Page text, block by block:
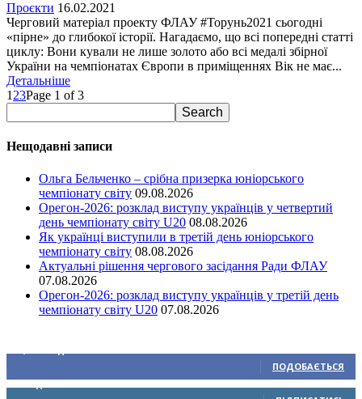
Проєкти 16.02.2021
Черговий матеріал проекту ФЛАУ #Торунь2021 сьогодні
«пірне» до глибокої історії. Нагадаємо, що всі попередні статті
циклу: Вони кували не лише золото або всі медалі збірної
України на чемпіонатах Європи в приміщеннях Вік не має...
Детальніше
1 23Page 1 of 3
Нещодавні записи
Ольга Бельченко – срібна призерка юніорського
чемпіонату світу 09.08.2026
Орегон-2026: розклад виступу українців у четвертий
день чемпіонату світу U20 08.08.2026
Як українці виступили в третій день юніорського
чемпіонату світу 08.08.2026
Актуальні рішення чергового засідання Ради ФЛАУ
07.08.2026
Орегон-2026: розклад виступу українців у третій день
чемпіонату світу U20 07.08.2026
ПОДОБАЄТЬСЯ